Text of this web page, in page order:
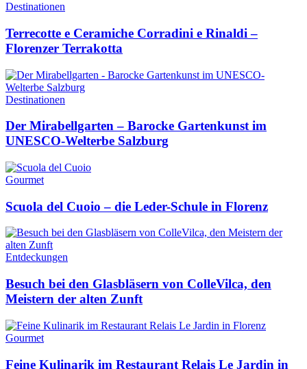
Destinationen
Terrecotte e Ceramiche Corradini e Rinaldi –
Florenzer Terrakotta
Destinationen
Der Mirabellgarten – Barocke Gartenkunst im
UNESCO-Welterbe Salzburg
Gourmet
Scuola del Cuoio – die Leder-Schule in Florenz
Entdeckungen
Besuch bei den Glasbläsern von ColleVilca, den
Meistern der alten Zunft
Gourmet
Feine Kulinarik im Restaurant Relais Le Jardin in